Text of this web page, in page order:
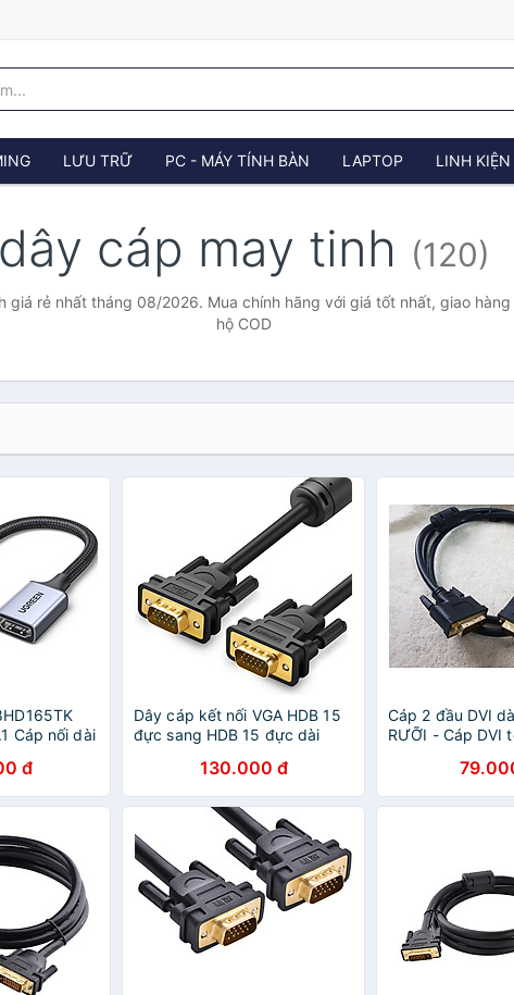
LƯU TRỮ PC - MÁY TÍNH BÀN LAPTOP LINH KIỆN
cáp may tinh (120)
giá rẻ nhất tháng 08/2026. Mua chính hãng với giá tốt nhất, giao hàng
hộ COD
Cáp nối dài
đ
Dây cáp kết nối VGA HDB 15
đực sang HDB 15 đực dài
Hàng chính hãng
130.000 đ
Cáp 2 đầu DVI
RƯỠI - Cáp DVI